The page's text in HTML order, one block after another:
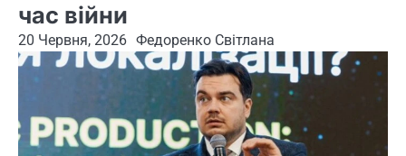
час війни
20 Червня, 2026 Федоренко Світлана